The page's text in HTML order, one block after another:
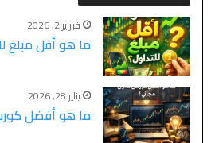
فبراير 2, 2026
ما هو أقل مبلغ
يناير 28, 2026
ما هو أفضل